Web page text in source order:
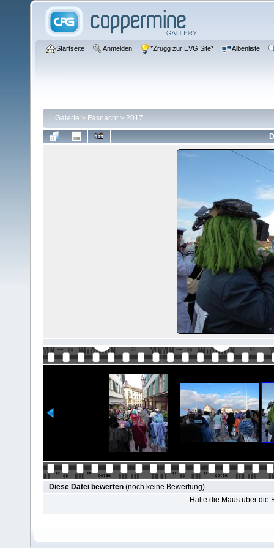
Startseite Anmelden *Zrugg zur EVG Site* Albenliste
Galerie > Fasnacht > 2017
Diese Datei bewerten (noch keine Bewertung)
Halte die Maus über die